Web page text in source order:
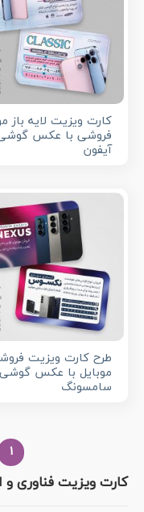
کارت ویزیت لایه باز
فروشی با عکس
آیفون
طرح کارت ویزیت
موبایل با عکس گوشی
سامسونگ
1
کارت ویزیت فناوری و